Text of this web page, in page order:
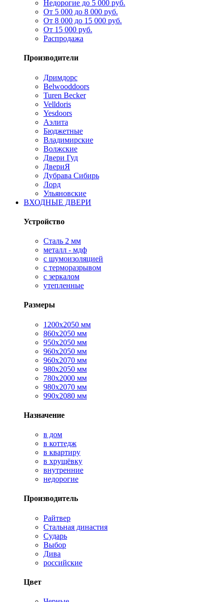
Недорогие до 5 000 руб.
От 5 000 до 8 000 руб.
От 8 000 до 15 000 руб.
От 15 000 руб.
Распродажа
Производители
Дримдорс
Belwooddoors
Turen Becker
Velldoris
Yesdoors
Аэлита
Бюджетные
Владимирские
Волжские
Двери Гуд
ДвериЯ
Дубрава Сибирь
Лорд
Ульяновские
ВХОДНЫЕ ДВЕРИ
Устройство
Сталь 2 мм
металл - мдф
с шумоизоляцией
с терморазрывом
с зеркалом
утепленные
Размеры
1200х2050 мм
860х2050 мм
950х2050 мм
960х2050 мм
960х2070 мм
980х2050 мм
780х2000 мм
980х2070 мм
990х2080 мм
Назначение
в дом
в коттедж
в квартиру
в хрущёвку
внутренние
недорогие
Производитель
Райтвер
Стальная династия
Сударь
Выбор
Дива
российские
Цвет